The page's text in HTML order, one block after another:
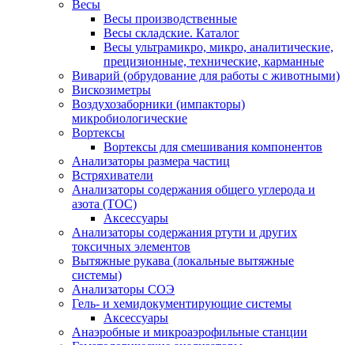
Весы
Весы производственные
Весы складские. Каталог
Весы ультрамикро, микро, аналитические,
прецизионные, технические, карманные
Виварий (обрудование для работы с животными)
Вискозиметры
Воздухозаборники (импакторы)
микробиологические
Вортексы
Вортексы для смешивания компонентов
Анализаторы размера частиц
Встряхиватели
Анализаторы содержания общего углерода и
азота (ТОС)
Аксессуары
Анализаторы содержания ртути и других
токсичных элементов
Вытяжные рукава (локальные вытяжные
системы)
Анализаторы СОЭ
Гель- и хемидокументирующие системы
Аксессуары
Анаэробные и микроаэрофильные станции